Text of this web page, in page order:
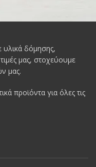
δόμησης,
τιμές μας, στοχεύουμε
μας.
προϊόντα για όλες τις